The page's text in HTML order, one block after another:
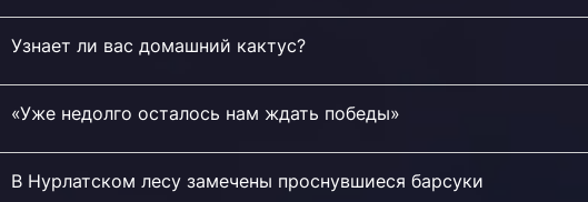
Узнает ли вас домашний кактус?
«Уже недолго осталось нам ждать победы»
В Нурлатском лесу замечены проснувшиеся барсуки